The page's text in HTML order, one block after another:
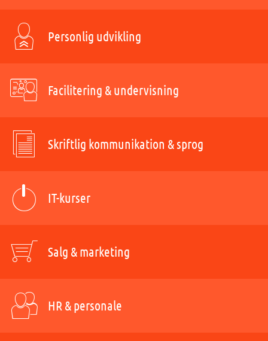
Personlig udvikling
Facilitering & undervisning
Skriftlig kommunikation & sprog
IT-kurser
Salg & marketing
HR & personale